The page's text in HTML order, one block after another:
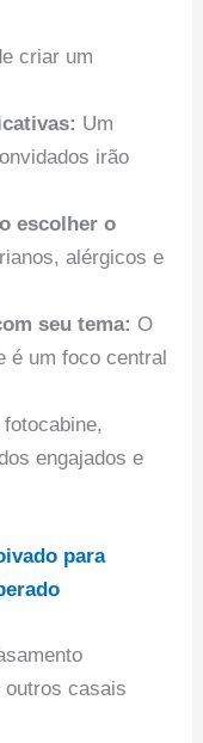
criar um
Um
irão
escolher o
alérgicos e
seu tema: O
é um foco central
engajados e
para
outros casais